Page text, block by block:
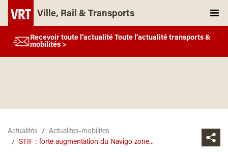
Ville, Rail & Transports
Recevoir toute l’actualité Toute l'actualité transports &
mobilités >
Actualités
Actualites-mobilites
STIF : forte augmentation du Navigo zone...